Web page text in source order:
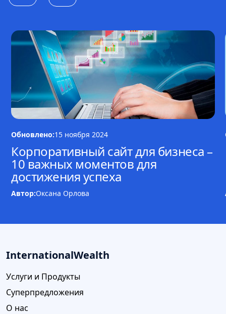
Обновлено:15 ноября 2024
Корпоративный сайт для бизнеса –
10 важных моментов для
достижения успеха
Автор:Оксана Орлова
InternationalWealth
Услуги и Продукты
Суперпредложения
О нас